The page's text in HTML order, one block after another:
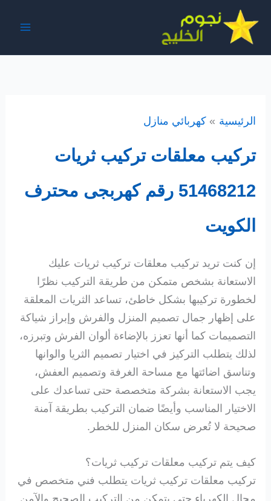
المحتوى
الرئيسية كهربائي منازل
تركيب معلقات تركيب ثريات
51468212 رقم كهربجى محترف
الكويت
إن كنت تريد تركيب معلقات تركيب ثريات عليك
الاستعانة بشخص متمكن من طريقة التركيب نظرًا
لخطورة تركيبها بشكل خاطئ، تساعد الثريات المعلقة
على إظهار جمال تصميم المنزل والفرش وإبراز شياكة
التصميمات كما أنها تعزز بالإضاءة ألوان الفرش وتبرزه،
لذلك يتطلب التركيز في اختيار تصميم الثريا والوانها
وتناسق اضائتها مع مساحة الغرفة وتصميم العفش،
يجب الاستعانة بشركة متخصصة حتى تساعدك على
الاختيار المناسب وأيضًا ضمان التركيب بطريقة آمنة
صحيحة لا تُعرض سكان المنزل للخطر.
كيف يتم تركيب معلقات تركيب ثريات؟
تركيب معلقات تركيب ثريات يتطلب فني متخصص في
مجال الكهرباء حتى يتمكن من التركيب الصحيح والآمن